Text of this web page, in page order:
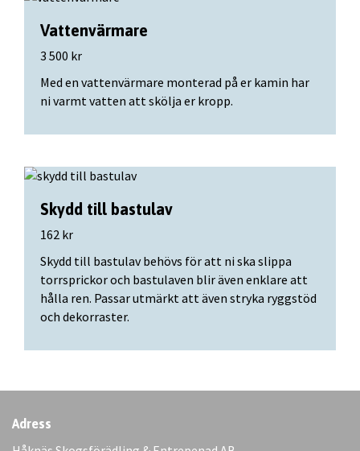
Vattenvärmare
3 500 kr
Med en vattenvärmare monterad på er kamin har
ni varmt vatten att skölja er kropp.
Skydd till bastulav
162 kr
Skydd till bastulav behövs för att ni ska slippa
torrsprickor och bastulaven blir även enklare att
hålla ren. Passar utmärkt att även stryka ryggstöd
och dekorraster.
Adress